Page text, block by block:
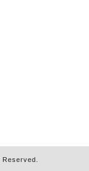
Reserved.